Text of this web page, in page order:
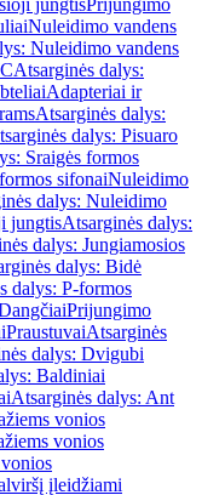
jungtisPrijungimo
Nuleidimo vandens
Nuleidimo vandens
Atsarginės dalys:
Adapteriai ir
Atsarginės dalys:
dalys: Pisuaro
Sraigės formos
sifonaiNuleidimo
dalys: Nuleidimo
jungtisAtsarginės dalys:
dalys: Jungiamosios
dalys: Bidė
dalys: P-formos
Prijungimo
PraustuvaiAtsarginės
dalys: Dvigubi
Baldiniai
Atsarginės dalys: Ant
vonios
vonios
įleidžiami